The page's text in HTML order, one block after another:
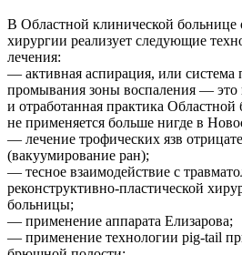
В Областной клинической больнице
хирургии реализует следующие
лечения:
— активная аспирация, или система
промывания зоны воспаления — это
и отработанная практика Областной
не применяется больше нигде в
— лечение трофических язв
(вакуумирование ран);
— тесное взаимодействие с
реконструктивно-пластической
больницы;
— применение аппарата Елизарова;
— применение технологии pig-tail